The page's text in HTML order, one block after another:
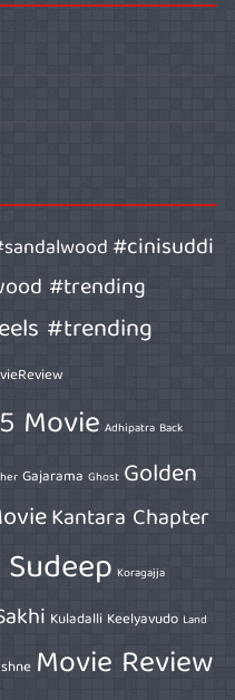
#cinisuddi
#trending
#trending
Movie Adhipatra Back
Gajarama Ghost Golden
Kantara Chapter
Koragajja
Kuladalli Keelyavudo Land
Movie Review